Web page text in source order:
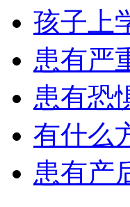
孩子上
患有严
患有恐
有什么
患有产